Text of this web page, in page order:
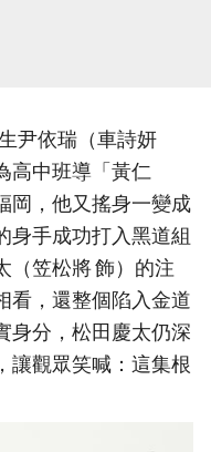
尹依瑞（車詩妍
高中班導「黃仁
岡，他又搖身一變成
身手成功打入黑道組
（笠松將 飾）的注
看，還整個陷入金道
身分，松田慶太仍深
讓觀眾笑喊：這集根